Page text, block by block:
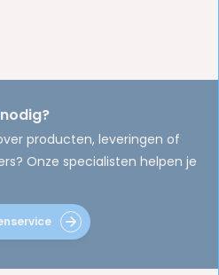
producten, leveringen of
Onze specialisten helpen je